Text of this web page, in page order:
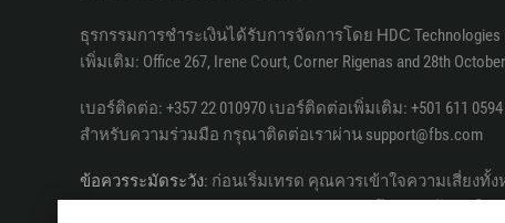
ธุรกรรมการชำระเงินได้รับการจัดการโดย НDС Technologies
เพิ่มเติม: Office 267, Irene Court, Corner Rigenas and 28th
เบอร์ติดต่อ: +357 22 010970 เบอร์ติดต่อเพิ่มเติม: +501 611 0594
สำหรับความร่วมมือ กรุณาติดต่อเราผ่าน support@fbs.com
ข้อควรระมัดระวัง: ก่อนเริ่มเทรด คุณควรเข้าใจความเสี่ยง